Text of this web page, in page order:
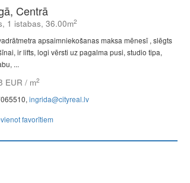
Centrā
1 istabas, 36.00m2
apsaimniekošanas maksa mēnesī , slēgts
ir lifts, logi vērsti uz pagalma pusi, studio tipa,
...
EUR / m2
ingrida@cityreal.lv
favorītiem